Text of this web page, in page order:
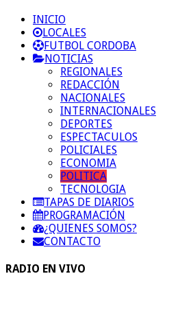
INICIO
LOCALES
FUTBOL CORDOBA
NOTICIAS
REGIONALES
REDACCIÓN
NACIONALES
INTERNACIONALES
DEPORTES
ESPECTACULOS
POLICIALES
ECONOMIA
POLITICA
TECNOLOGIA
TAPAS DE DIARIOS
PROGRAMACIÓN
¿QUIENES SOMOS?
CONTACTO
RADIO EN VIVO